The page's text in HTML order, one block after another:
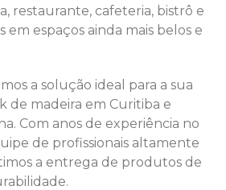
restaurante, cafeteria, bistrô e
em espaços ainda mais belos e
a solução ideal para a sua
de madeira em Curitiba e
Com anos de experiência no
de profissionais altamente
a entrega de produtos de